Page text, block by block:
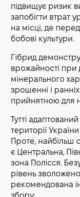
підвищує ризик
запобігти втрат
на місці, де
бобові культури.
Гібрид
врожайності при
мінерального
зрошенні і
прийнятною для
Тутті
території
Проте,
є Центральна,
зона Полісся.
рівень
рекомендована